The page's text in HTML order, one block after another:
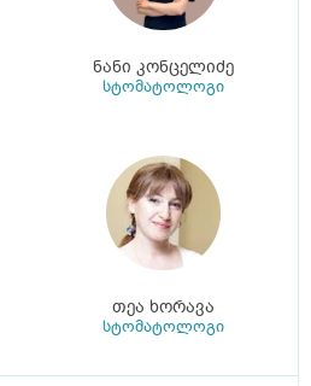
ნანი კონცელიძე
სტომატოლოგი
თეა ხორავა
სტომატოლოგი